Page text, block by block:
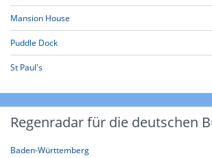
Mansion House
Puddle Dock
St Paul's
Regenradar für die deutschen
Baden-Württemberg